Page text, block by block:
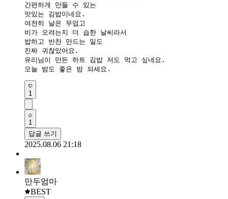
간편하게 만들 수 있는
맛있는 김밥이네요.
여전히 날은 무덥고
비가 오려는지 더 습한 날씨라서
밥하고 반찬 만드는 일도
진짜 귀찮았어요.
유리님이 만든 하트 김밥 저도 먹고 싶네요.
오늘 밤도 좋은 밤 되세요.
1
1
답글 쓰기
2025.08.06 21:18
만두엄마
BEST